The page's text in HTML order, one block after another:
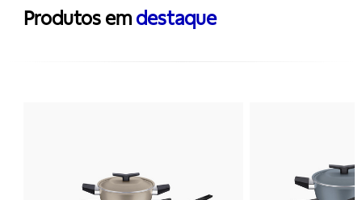
Produtos em destaque